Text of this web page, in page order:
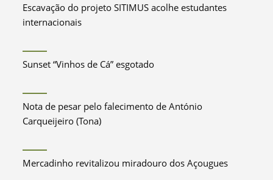
Escavação do projeto SITIMUS acolhe estudantes
internacionais
Sunset “Vinhos de Cá” esgotado
Nota de pesar pelo falecimento de António
Carqueijeiro (Tona)
Mercadinho revitalizou miradouro dos Açougues